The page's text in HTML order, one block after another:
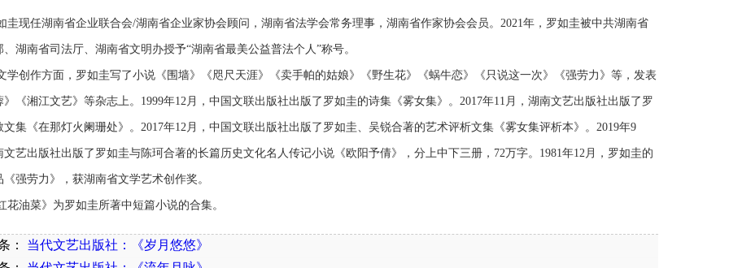
圭现任湖南省企业联合会/湖南省企业家协会顾问，湖南省法学会常务理事，湖南省作家协会会员。2021年，罗如圭被中共湖南省
、湖南省司法厅、湖南省文明办授予“湖南省最美公益普法个人”称号。
学创作方面，罗如圭写了小说《围墙》《咫尺天涯》《卖手帕的姑娘》《野生花》《蜗牛恋》《只说这一次》《强劳力》等，发表
《湘江文艺》等杂志上。 1999年12月，中国文联出版社出版了罗如圭的诗集《雾女集》。2017年11月，湖南文艺出版社出版了罗
文集《在那灯火阑珊处》。2017年12月，中国文联出版社出版了罗如圭、吴锐合著的艺术评析文集《雾女集评析本》。2019年9
文艺出版社出版了罗如圭与陈珂合著的长篇历史文化名人传记小说《欧阳予倩》，分上中下三册，72万字。1981年12月，罗如圭的
《强劳力》，获湖南省文学艺术创作奖。
花油菜》为罗如圭所著中短篇小说的合集。
： 当代文艺出版社：《岁月悠悠》